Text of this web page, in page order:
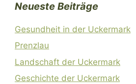
Neueste Beiträge
Gesundheit in der Uckermark
Prenzlau
Landschaft der Uckermark
Geschichte der Uckermark